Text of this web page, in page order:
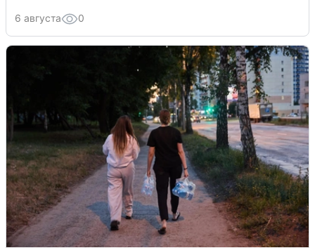
6 августа 0